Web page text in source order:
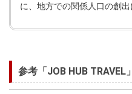
に、地方での関係人口の創出
参考「JOB HUB TRAVEL